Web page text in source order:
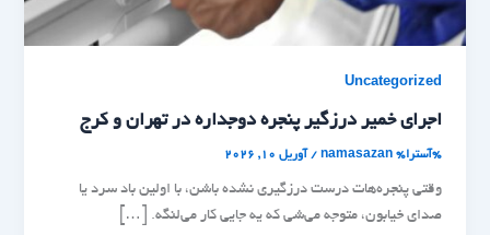
Uncategorized
اجرای خمیر درزگیر پنجره دوجداره در تهران و کرج
%آسترا% namasazan
/ آوریل 10, 2026
وقتی پنجره‌هات درست درزگیری نشده باشن، با اولین باد سرد یا
صدای خیابون، متوجه می‌شی که یه جایی کار می‌لنگه. […]